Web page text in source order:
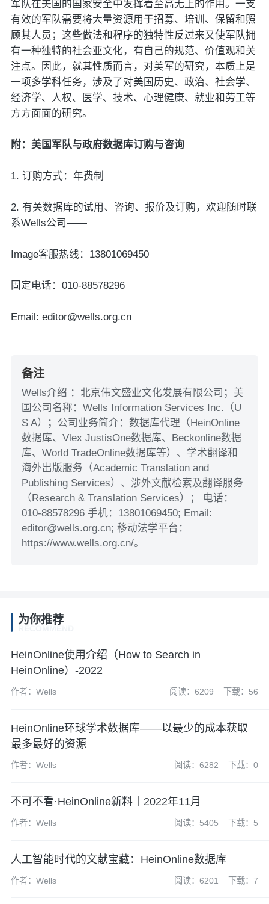
军队在美国的国家安全中发挥着至高无上的作用。一支
有效的军队需要将大量资源用于招募、培训、保留和照
顾其人员；这些做法和程序的独特性反过来又使军队拥
有一种独特的社会亚文化，有自己的规范、价值观和关
注点。因此，就其性质而言，对美军的研究，本质上是
一项多学科任务，涉及了对美国历史、政治、社会学、
经济学、人权、医学、技术、心理健康、就业和劳工等
方方面面的研究。
附：美国军队与政府数据库订购与咨询
1. 订购方式：年费制
2. 有关数据库的试用、咨询、报价及订购，欢迎随时联
系Wells公司——
Image客服热线：13801069450
固定电话：010-88578296
Email: editor@wells.org.cn
备注
Wells介绍 ：北京伟文盛业文化发展有限公司；美
国公司名称：Wells Information Services Inc.（U
S A）；公司业务简介：数据库代理（HeinOnline
数据库、Vlex JustisOne数据库、Beckonline数据
库、World TradeOnline数据库等）、学术翻译和
海外出版服务（Academic Translation and
Publishing Services）、涉外文献检索及翻译服务
（Research & Translation Services）； 电话：
010-88578296 手机：13801069450; Email:
editor@wells.org.cn; 移动法学平台：
https://www.wells.org.cn/。
为你推荐
HeinOnline使用介绍（How to Search in
HeinOnline）-2022
作者：Wells 阅读：6209 下载：56
HeinOnline环球学术数据库——以最少的成本获取
最多最好的资源
作者：Wells 阅读：6282 下载：0
不可不看·HeinOnline新料丨2022年11月
作者：Wells 阅读：5405 下载：5
人工智能时代的文献宝藏：HeinOnline数据库
作者：Wells 阅读：6201 下载：7